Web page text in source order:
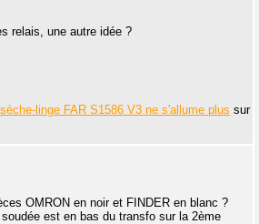
relais, une autre idée ?
linge FAR S1586 V3 ne s'allume plus sur
OMRON en noir et FINDER en blanc ?
est en bas du transfo sur la 2ème